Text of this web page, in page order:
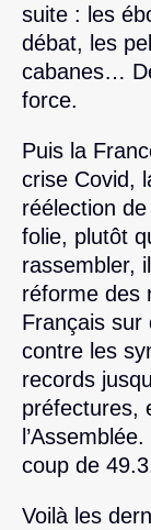
suite : les
débat, les
cabanes…
force.
Puis la
crise Covid,
réélection
folie, plutôt
rassembler,
réforme des
Français sur
contre les
records
préfectures,
coup de
Voilà les